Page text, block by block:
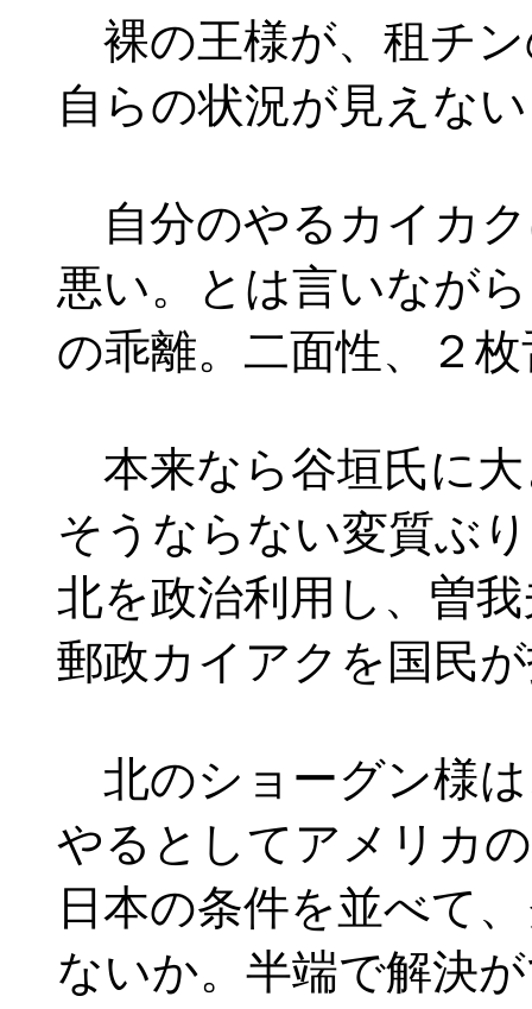
裸の王様が、租チン
自らの状況が見えな
自分のやるカイカク
悪い。とは言いなが
の乖離。二面性、２
本来なら谷垣氏に大
そうならない変質ぶ
北を政治利用し、曽
郵政カイアクを国民
北のショーグン様は
やるとしてアメリカ
日本の条件を並べて
ないか。半端で解決